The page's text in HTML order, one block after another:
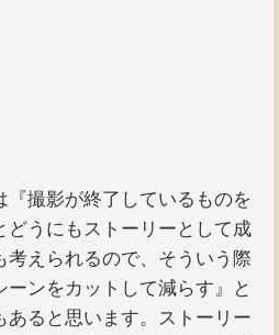
撮影が終了しているものを
どうにもストーリーとして成
考えられるので、そういう際
ンをカットして減らす』と
あると思います。ストーリー